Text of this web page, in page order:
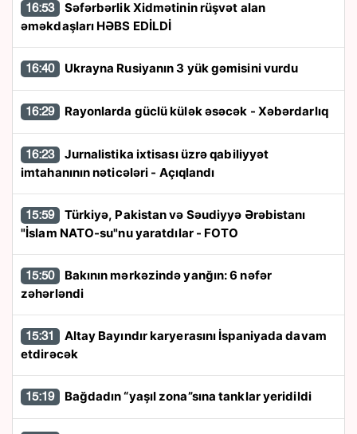
16:53
əməkdaşları HƏBS EDİLDİ
16:40 Ukrayna Rusiyanın 3 yük gəmisini vurdu
16:29 Rayonlarda güclü külək əsəcək - Xəbərdarlıq
16:23
imtahanının nəticələri - Açıqlandı
15:59
"İslam NATO-su"nu yaratdılar - FOTO
15:50
zəhərləndi
15:31
etdirəcək
15:19 Bağdadın “yaşıl zona”sına tanklar yeridildi